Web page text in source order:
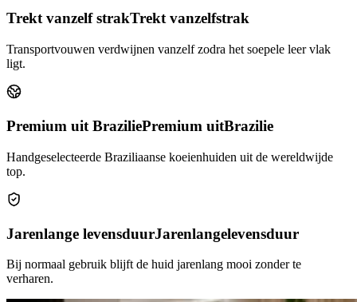
Trekt vanzelf strakTrekt vanzelfstrak
Transportvouwen verdwijnen vanzelf zodra het soepele leer vlak
ligt.
Premium uit BraziliePremium uitBrazilie
Handgeselecteerde Braziliaanse koeienhuiden uit de wereldwijde
top.
Jarenlange levensduurJarenlangelevensduur
Bij normaal gebruik blijft de huid jarenlang mooi zonder te
verharen.